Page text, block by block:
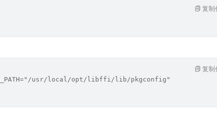
复制
usr/local/opt/libffi/lib/pkgconfig"
复制